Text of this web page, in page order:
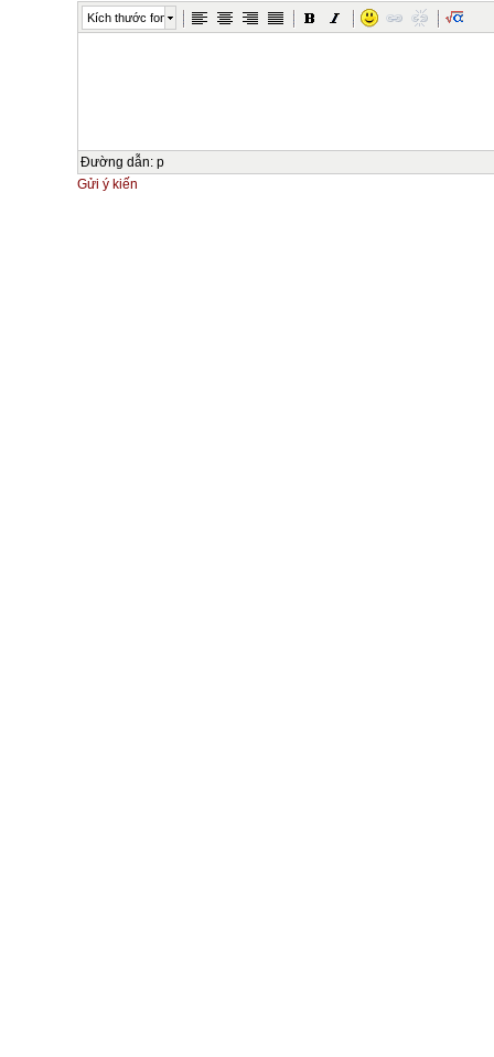
Kích thước font
Đường dẫn: p
Gửi ý kiến